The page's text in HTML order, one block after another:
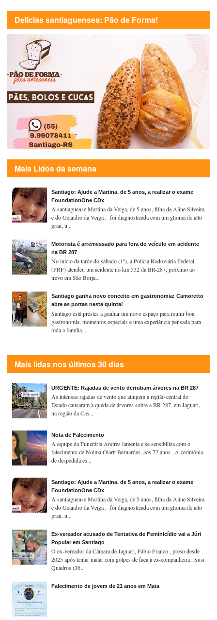
Delícias santiaguenses: Pão de Forma!
Mais Lidos da semana
Santiago: Ajude a Martina, de 5 anos, a realizar o exame
FoundationOne CDx
A santiaguense Martina da Veiga, de 5 anos, filha da Aline Silveira
e do Geandro da Veiga , foi diagnosticada com um glioma de alto
grau, u...
Motorista é arremessado para fora do veículo em acidente
na BR 287
No início da tarde do sábado (1º), a Polícia Rodoviária Federal
(PRF) atendeu um acidente no km 532 da BR-287, próximo ao
trevo em São Borja...
Santiago ganha novo conceito em gastronomia: Camoretto
abre as portas nesta quinta!
Santiago está prestes a ganhar um novo espaço para reunir boa
gastronomia, momentos especiais e uma experiência pensada para
toda a família....
Mais lidas nos últimos 30 dias
URGENTE: Rajadas de vento derrubam árvores na BR 287
As intensas rajadas de vento que atingem a região central do
Estado causaram à queda de árvores sobre a BR 287, em Jaguari,
na região da Cas...
Nota de Falecimento
A equipe da Funerária Andres lamenta e se sensibiliza com o
falecimento de Noima Olartt Bernardes, aos 72 anos . A cerimônia
de despedida es...
Santiago: Ajude a Martina, de 5 anos, a realizar o exame
FoundationOne CDx
A santiaguense Martina da Veiga, de 5 anos, filha da Aline Silveira
e do Geandro da Veiga , foi diagnosticada com um glioma de alto
grau, u...
Ex-vereador acusado de Tentativa de Feminicídio vai a Júri
Popular em Santiago
O ex-vereador da Câmara de Jaguari, Fábio Franco , preso desde
2025 após tentar matar com golpes de faca à ex-companheira , Susi
Quadros (36...
Falecimento de jovem de 21 anos em Mata